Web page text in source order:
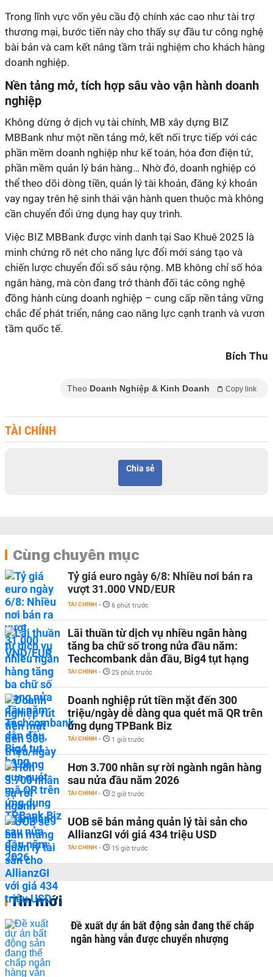
Trong lĩnh vực vốn yêu cầu độ chính xác cao như tài trợ
thương mại, bước tiến này cho thấy sự đầu tư công nghệ
bài bản và cam kết nâng tầm trải nghiệm cho khách hàng
doanh nghiệp.
Nền tảng mở, tích hợp sâu vào vận hành doanh
nghiệp
Không dừng ở dịch vụ tài chính, MB xây dựng BIZ
MBBank như một nền tảng mở, kết nối trực tiếp với các
phần mềm doanh nghiệp như kế toán, hóa đơn điện tử,
phần mềm quản lý bán hàng… Nhờ đó, doanh nghiệp có
thể theo dõi dòng tiền, quản lý tài khoản, đăng ký khoản
vay ngay trên hệ sinh thái vận hành quen thuộc mà không
cần chuyển đổi ứng dụng hay quy trình.
Việc BIZ MBBank được vinh danh tại Sao Khuê 2025 là
minh chứng rõ nét cho năng lực đổi mới sáng tạo và
chiến lược chuyển đổi số sâu rộng. MB không chỉ số hóa
ngân hàng, mà còn đang trở thành đối tác công nghệ
đồng hành cùng doanh nghiệp – cung cấp nền tảng vững
chắc để phát triển, nâng cao năng lực cạnh tranh và vươn
tầm quốc tế.
Bích Thu
Theo Doanh Nghiệp & Kinh Doanh Copy link
TÀI CHÍNH
Chia sẻ
Cùng chuyên mục
Tỷ giá euro ngày 6/8: Nhiều nơi bán ra
vượt 31.000 VND/EUR
TÀI CHÍNH - 6 phút trước
Lãi thuần từ dịch vụ nhiều ngân hàng
tăng ba chữ số trong nửa đầu năm:
Techcombank dẫn đầu, Big4 tụt hạng
TÀI CHÍNH - 25 phút trước
Doanh nghiệp rút tiền mặt đến 300
triệu/ngày dễ dàng qua quét mã QR trên
ứng dụng TPBank Biz
TÀI CHÍNH - 1 giờ trước
Hơn 3.700 nhân sự rời ngành ngân hàng
sau nửa đầu năm 2026
TÀI CHÍNH - 2 giờ trước
UOB sẽ bán mảng quản lý tài sản cho
AllianzGI với giá 434 triệu USD
TÀI CHÍNH - 15 giờ trước
Tin mới
Đề xuất dự án bất động sản đang thế chấp
ngân hàng vẫn được chuyển nhượng